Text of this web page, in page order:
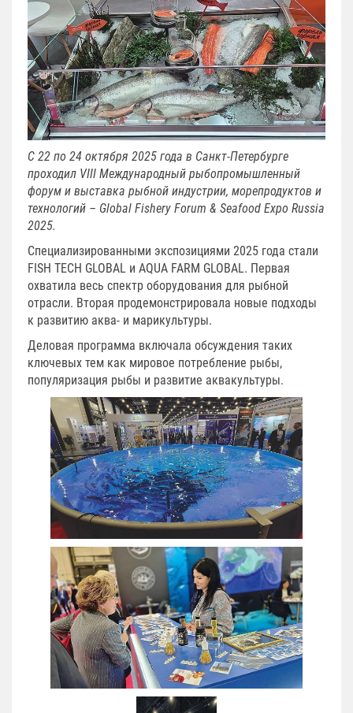
С 22 по 24 октября 2025 года в Санкт-Петербурге
проходил VIII Международный рыбопромышленный
форум и выставка рыбной индустрии, морепродуктов и
технологий – Global Fishery Forum & Seafood Expo Russia
2025.
Специализированными экспозициями 2025 года стали
FISH TECH GLOBAL и AQUA FARM GLOBAL. Первая
охватила весь спектр оборудования для рыбной
отрасли. Вторая продемонстрировала новые подходы
к развитию аква- и марикультуры.
Деловая программа включала обсуждения таких
ключевых тем как мировое потребление рыбы,
популяризация рыбы и развитие аквакультуры.